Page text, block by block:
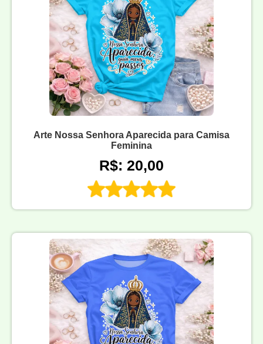
Arte Nossa Senhora Aparecida para Camisa
Feminina
R$: 20,00